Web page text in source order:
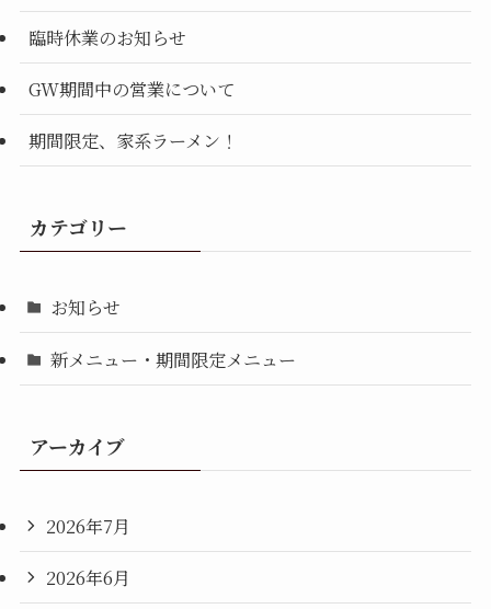
臨時休業のお知らせ
GW期間中の営業について
期間限定、家系ラーメン！
カテゴリー
お知らせ
新メニュー・期間限定メニュー
アーカイブ
2026年7月
2026年6月